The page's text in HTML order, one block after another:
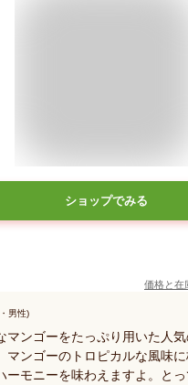
ショップでみる
価格と在
男性)
マンゴーをたっぷり用いた人
マンゴーのトロピカルな風味
ーモニーを味わえますよ。と